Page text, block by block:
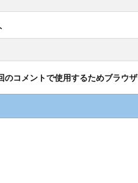
のコメントで使用するためブラウ